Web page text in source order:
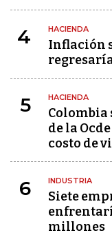
4 HACIENDA
Inflación
5 HACIENDA
Colombia
de la
costo de
6 INDUSTRIA
Siete
millones